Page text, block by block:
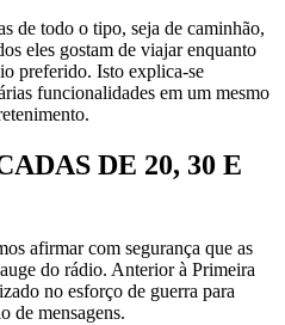
de todo o tipo, seja de caminhão,
eles gostam de viajar enquanto
preferido. Isto explica-se
funcionalidades em um mesmo
DE 20, 30 E
afirmar com segurança que as
do rádio. Anterior à Primeira
no esforço de guerra para
de mensagens.